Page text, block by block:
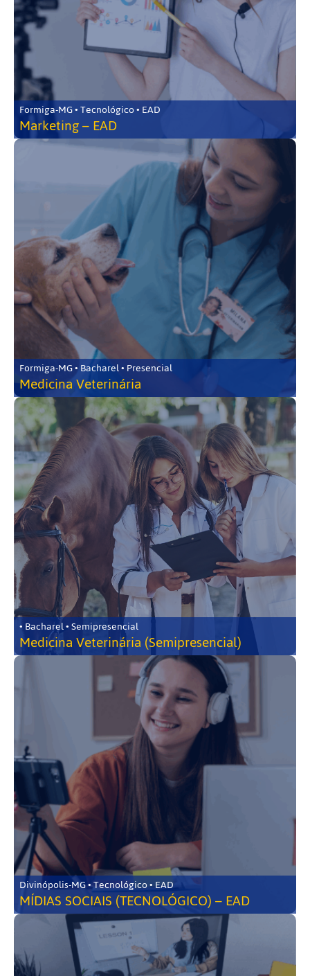
Formiga-MG • Tecnológico • EAD
Marketing – EAD
Formiga-MG • Bacharel • Presencial
Medicina Veterinária
• Bacharel • Semipresencial
Medicina Veterinária (Semipresencial)
Divinópolis-MG • Tecnológico • EAD
MÍDIAS SOCIAIS (TECNOLÓGICO) – EAD